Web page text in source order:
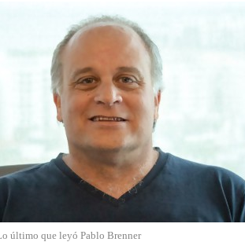
último que leyó Pablo Brenner